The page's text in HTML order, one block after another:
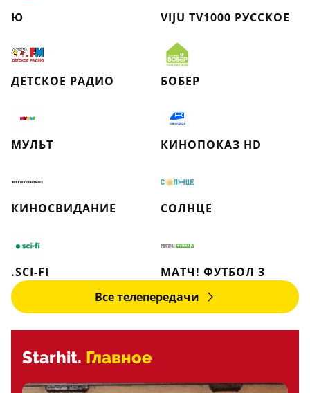
Ю VIJU TV1000 РУССКОЕ
ДЕТСКОЕ РАДИО БОБЕР
МУЛЬТ КИНОПОКАЗ HD
КИНОСВИДАНИЕ СОЛНЦЕ
.SCI-FI
МАТЧ! ФУТБОЛ 3
Все телепередачи
Starhit. Главное